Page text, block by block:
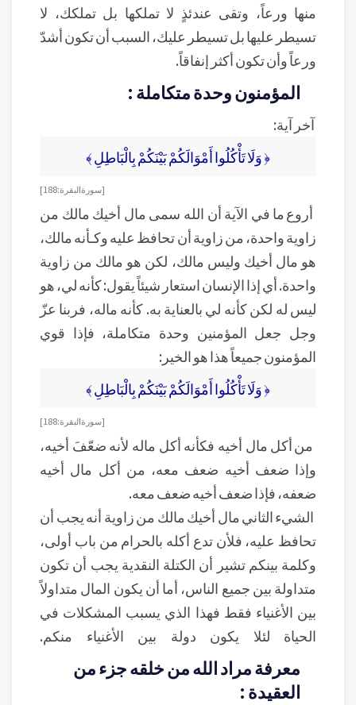
منها ورعاً، وتقى عندئذٍ لا تملكها بل تملكك، لا
تسيطر عليها بل تسيطر عليك، السبب أن تكون أشدّ
ورعاً وأن تكون أكثر إنفاقاً.
المؤمنون وحدة متكاملة :
آخر آية:
﴿ وَلَا تَأْكُلُوا أَمْوَالَكُمْ بَيْنَكُمْ بِالْبَاطِلِ ﴾
[سورة البقرة: 188]
أروع ما في الآية أن الله سمى مال أخيك مالك من
زاوية واحدة، من زاوية أن تحافظ عليه وكـأنه مالك،
هو مال أخيك وليس مالك، لكن هو مالك من زاوية
واحدة. أي إذا الإنسان استعار شيئاً يقول: كأنه لي، هو
ليس له لكن كأنه لي بالعناية به. كأنه ماله، فربنا عزّ
وجل جعل المؤمنين وحدة متكاملة، فإذا قوي
المؤمنون جميعاً هذا هو الخير:
﴿ وَلَا تَأْكُلُوا أَمْوَالَكُمْ بَيْنَكُمْ بِالْبَاطِلِ ﴾
[سورة البقرة: 188]
من أكل مال أخيه فكأنه أكل ماله لأنه ضعّفَ أخيه،
وإذا ضعف أخيه ضعف معه، من أكل مال أخيه
ضعفه، فإذا ضعف أخيه ضعف معه.
الشيء الثاني مال أخيك مالك من زاوية أنه يجب أن
تحافظ عليه، فلأن تدع أكله بالحرام من باب أولى،
وكلمة بينكم تشير أن الكتلة النقدية يجب أن تكون
متداولة بين جميع الناس، أما أن يكون المال متداولاً
بين الأغنياء فقط فهذا الذي يسبب المشكلات في
الحياة لئلا يكون دولة بين الأغنياء منكم.
معرفة مراد الله من خلقه جزء من
العقيدة :